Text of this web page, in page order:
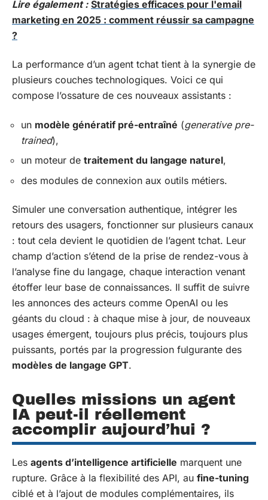
Lire également : Stratégies efficaces pour l'email
marketing en 2025 : comment réussir sa campagne
?
La performance d’un agent tchat tient à la synergie de
plusieurs couches technologiques. Voici ce qui
compose l’ossature de ces nouveaux assistants :
un modèle génératif pré-entraîné (generative pre-
trained),
un moteur de traitement du langage naturel,
des modules de connexion aux outils métiers.
Simuler une conversation authentique, intégrer les
retours des usagers, fonctionner sur plusieurs canaux
: tout cela devient le quotidien de l’agent tchat. Leur
champ d’action s’étend de la prise de rendez-vous à
l’analyse fine du langage, chaque interaction venant
étoffer leur base de connaissances. Il suffit de suivre
les annonces des acteurs comme OpenAI ou les
géants du cloud : à chaque mise à jour, de nouveaux
usages émergent, toujours plus précis, toujours plus
puissants, portés par la progression fulgurante des
modèles de langage GPT.
Quelles missions un agent
IA peut-il réellement
accomplir aujourd’hui ?
Les agents d’intelligence artificielle marquent une
rupture. Grâce à la flexibilité des API, au fine-tuning
ciblé et à l’ajout de modules complémentaires, ils